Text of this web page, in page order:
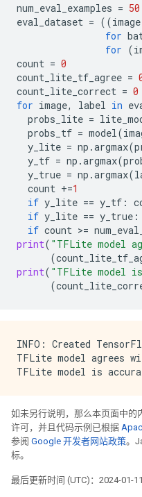
num_eval_examples = 50
eval_dataset = ((image
for
for (
count = 0
count_lite_tf_agree =
count_lite_correct = 0
for image, label in
probs_lite =
probs_tf = model (
y_lite = np .argmax(
y_tf = np .argmax(
y_true = np .argmax(
count +=1
if y_lite == y_tf :
if y_lite == y_true :
if count >=
print( "TFLite model
(
print( "TFLite model
(
INFO: Created
TFLite model agrees
如未另行说明，那么本页面中的
许可，并且代码示例已根据
参阅 Google 开发者网站政策。
标。
最后更新时间 (UTC)：2024-01-11